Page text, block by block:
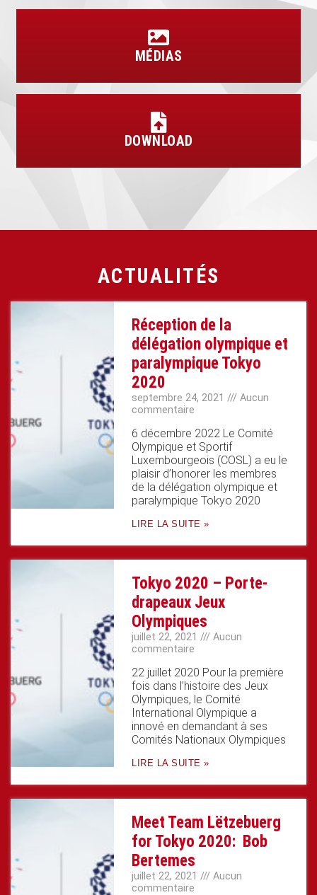
MÉDIAS
DOWNLOAD
ACTUALITÉS
Réception de la
délégation olympique et
paralympique Tokyo
2020
septembre 24, 2021
Aucun
commentaire
6 décembre 2022 Le Comité
Olympique et Sportif
Luxembourgeois (COSL) a eu le
plaisir d’honorer les membres
de la délégation olympique et
paralympique Tokyo 2020
LIRE LA SUITE »
Tokyo 2020 – Porte-
drapeaux Jeux
Olympiques
juillet 22, 2021
Aucun
commentaire
22 juillet 2020 Pour la première
fois dans l’histoire des Jeux
Olympiques, le Comité
International Olympique a
innové en demandant à ses
Comités Nationaux Olympiques
LIRE LA SUITE »
Meet Team Lëtzebuerg
for Tokyo 2020: Bob
Bertemes
juillet 22, 2021
Aucun
commentaire